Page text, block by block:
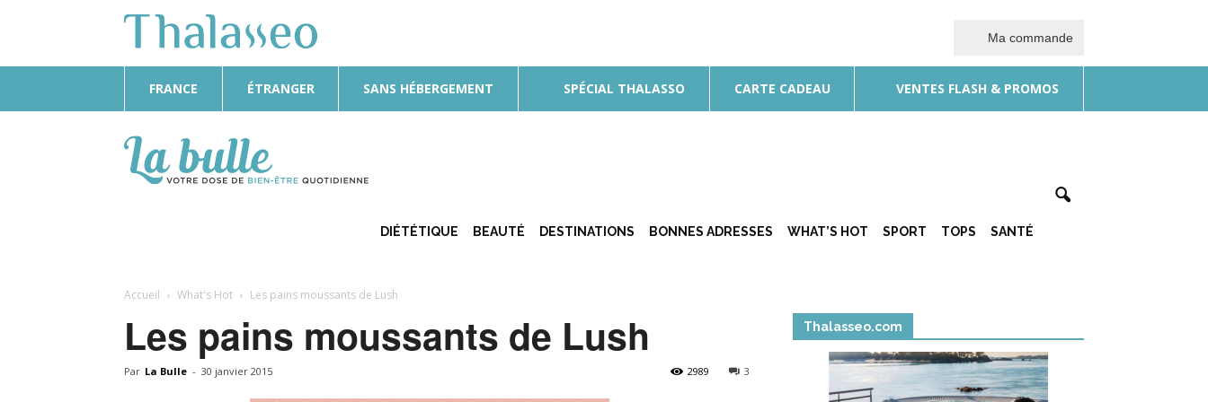
Ma commande
FRANCE ÉTRANGER SANS HÉBERGEMENT SPÉCIAL THALASSO CARTE CADEAU VENTES FLASH & PROMOS
Bulle
DIÉTÉTIQUE BEAUTÉ DESTINATIONS BONNES ADRESSES WHAT’S HOT SPORT TOPS SANTÉ
Accueil What's Hot Les pains moussants de Lush
Les pains moussants de Lush
Par La Bulle - 30 janvier 2015 3
2989
Thalasseo.com